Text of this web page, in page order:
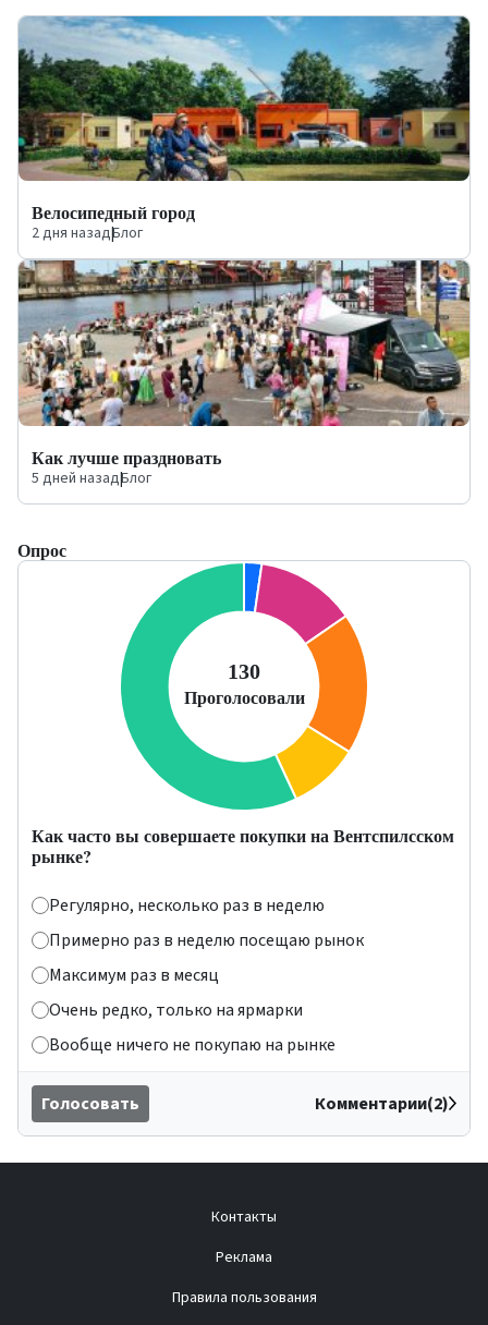
Велосипедный город
2 дня назад|Блог
Как лучше праздновать
5 дней назад|Блог
Опрос
Как часто вы совершаете покупки на Вентспилсском
рынке?
Регулярно, несколько раз в неделю
Примерно раз в неделю посещаю рынок
Максимум раз в месяц
Очень редко, только на ярмарки
Вообще ничего не покупаю на рынке
Голосовать Комментарии(2)
Контакты
Реклама
Правила пользования